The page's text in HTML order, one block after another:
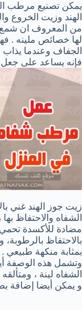
يمكن تصنيع مرطب
الهند وزيت الخروع
من المعروف ان شمع
لها خصائص ملينه .
الجفاف وعندما
فإنه يساعد على جعل
زيت جوز الهند غني
الشفاه والاحتفاظ
مضادة للأكسدة
بالاحتفاظ
بمثابة منكهة طبيعي .
وتشمل هذه الوصفة
الشفاه لينة ،
و يمكن أيضا إضافة